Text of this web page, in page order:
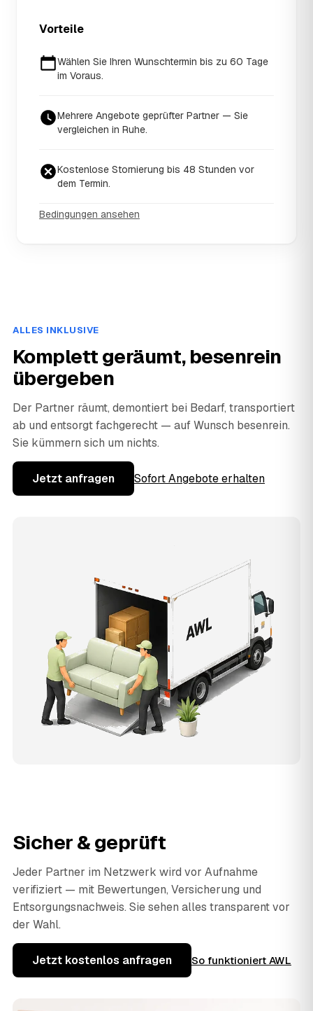
Vorteile
Wählen Sie Ihren Wunschtermin bis zu 60 Tage
im Voraus.
Mehrere Angebote geprüfter Partner — Sie
vergleichen in Ruhe.
Kostenlose Stornierung bis 48 Stunden vor
dem Termin.
Bedingungen ansehen
ALLES INKLUSIVE
Komplett geräumt, besenrein
übergeben
Der Partner räumt, demontiert bei Bedarf, transportiert
ab und entsorgt fachgerecht — auf Wunsch besenrein.
Sie kümmern sich um nichts.
Jetzt anfragen Sofort Angebote erhalten
Sicher & geprüft
Jeder Partner im Netzwerk wird vor Aufnahme
verifiziert — mit Bewertungen, Versicherung und
Entsorgungsnachweis. Sie sehen alles transparent vor
der Wahl.
Jetzt kostenlos anfragen So funktioniert AWL